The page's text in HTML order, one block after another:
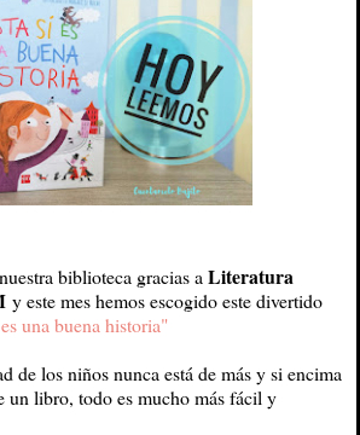
biblioteca gracias a Literatura
y este mes hemos escogido este divertido
una buena historia"
de los niños nunca está de más y si encima
un libro, todo es mucho más fácil y